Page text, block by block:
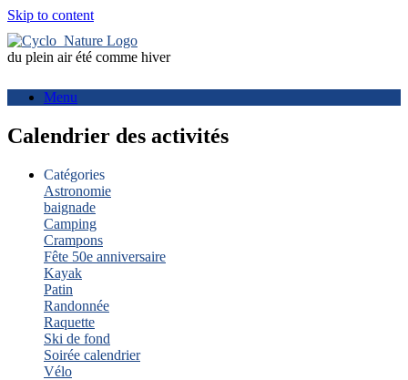
Skip to content
du plein air été comme hiver
Menu
Calendrier des activités
Catégories
Astronomie
baignade
Camping
Crampons
Fête 50e anniversaire
Kayak
Patin
Randonnée
Raquette
Ski de fond
Soirée calendrier
Vélo